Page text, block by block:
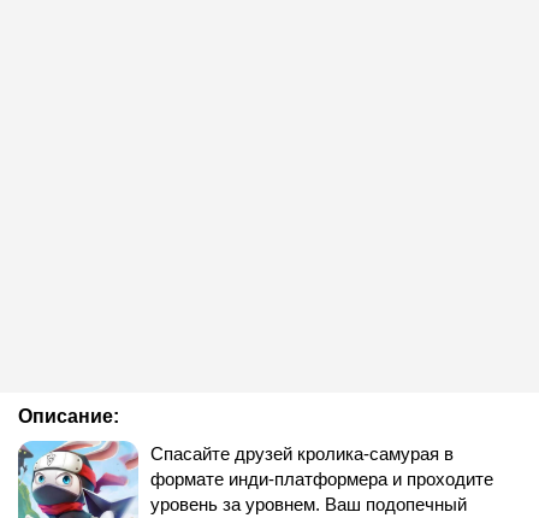
Описание:
Спасайте друзей кролика-самурая в
формате инди-платформера и проходите
уровень за уровнем. Ваш подопечный